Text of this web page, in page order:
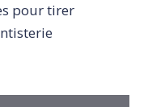
pour tirer